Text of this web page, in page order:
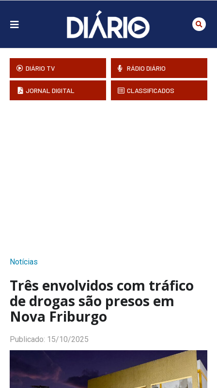
DIÁRIO TV RÁDIO DIÁRIO
JORNAL DIGITAL CLASSIFICADOS
Notícias
Três envolvidos com tráfico
de drogas são presos em
Nova Friburgo
Publicado: 15/10/2025